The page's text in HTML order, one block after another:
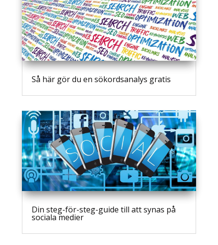
Så här gör du en sökordsanalys gratis
Din steg-för-steg-guide till att synas på
sociala medier